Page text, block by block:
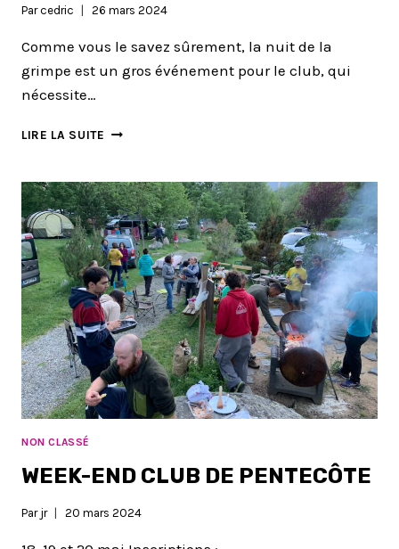
Par cedric 26 mars 2024
Comme vous le savez sûrement, la nuit de la
grimpe est un gros événement pour le club, qui
nécessite…
LIRE LA SUITE NUIT
GRIMPE
2024
:
BÉNÉVOLES
NEEDED
NON CLASSÉ
WEEK-END CLUB DE PENTECÔTE
Par jr 20 mars 2024